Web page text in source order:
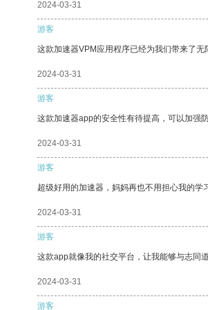
2024-03-31
游客
这款加速器VPM应用程序已经为我们带来了无
2024-03-31
游客
这款加速器app的安全性有待提高，可以加强
2024-03-31
游客
超级好用的加速器，妈妈再也不用担心我的学
2024-03-31
游客
这款app就像我的社交平台，让我能够与志同
2024-03-31
游客